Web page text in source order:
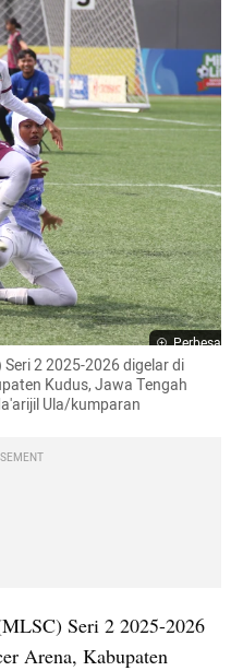
Perbesar
2 2025-2026 digelar di
Kudus, Jawa Tengah
Ula/kumparan
Seri 2 2025-2026
Arena, Kabupaten